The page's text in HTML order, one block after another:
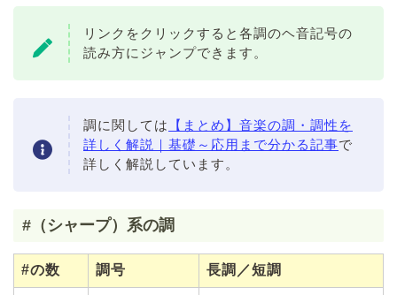
リンクをクリックすると各調のヘ音記号の
読み方にジャンプできます。
調に関しては
【まとめ】音楽の調・調性を
詳しく解説｜基礎～応用まで分かる記事で
詳しく解説しています。
#（シャープ）系の調
#の数 調号 長調／短調